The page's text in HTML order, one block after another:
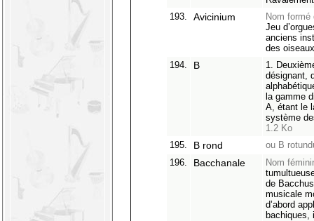
193.
Avicinium
Nom
Jeu
anciens
des
194.
B
1.
désignant,
la gamme
A, étant le
système
1.2 Ko
195.
B rond
ou B
196.
Bacchanale
Nom
de
musicale
d’abord